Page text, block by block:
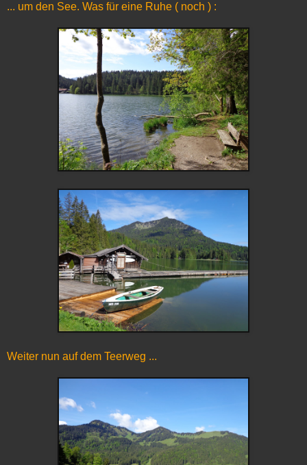
... um den See. Was für eine Ruhe ( noch ) :
Weiter nun auf dem Teerweg ...